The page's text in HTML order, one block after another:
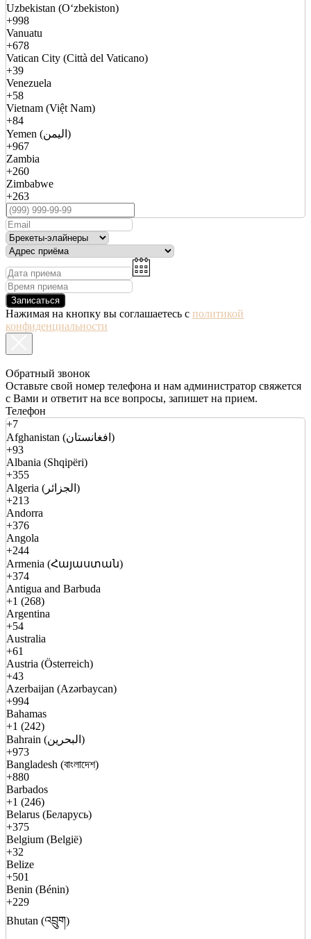
Uzbekistan (Oʻzbekiston)
+998
Vanuatu
+678
Vatican City (Città del Vaticano)
+39
Venezuela
+58
Vietnam (Việt Nam)
+84
Yemen (اليمن)
+967
Zambia
+260
Zimbabwe
+263
Записаться
Нажимая на кнопку вы соглашаетесь с политикой
конфиденциальности
Обратный звонок
Оставьте свой номер телефона и нам администратор свяжется
с Вами и ответит на все вопросы, запишет на прием.
Телефон
+7
Afghanistan (افغانستان)
+93
Albania (Shqipëri)
+355
Algeria (الجزائر)
+213
Andorra
+376
Angola
+244
Armenia (Հայաստան)
+374
Antigua and Barbuda
+1 (268)
Argentina
+54
Australia
+61
Austria (Österreich)
+43
Azerbaijan (Azərbaycan)
+994
Bahamas
+1 (242)
Bahrain (البحرين)
+973
Bangladesh (বাংলাদেশ)
+880
Barbados
+1 (246)
Belarus (Беларусь)
+375
Belgium (België)
+32
Belize
+501
Benin (Bénin)
+229
Bhutan (འབྲུག)